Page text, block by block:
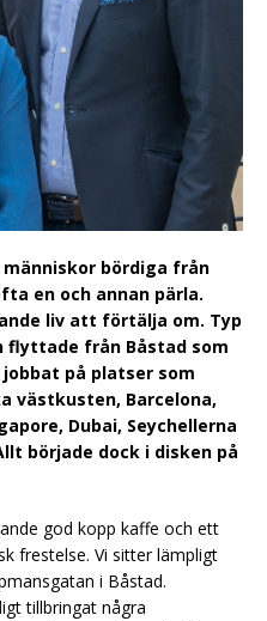
bördiga från
en och annan pärla.
liv att förtälja om. Typ
flyttade från Båstad som
på platser som
västkusten, Barcelona,
Dubai, Seychellerna
började dock i disken på
god kopp kaffe och ett
frestelse. Vi sitter lämpligt
i Båstad.
tillbringat några